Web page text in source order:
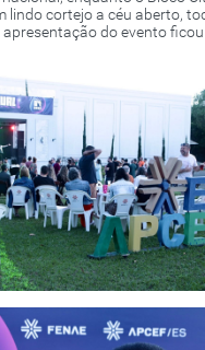
lindo cortejo a céu aberto,
apresentação do evento